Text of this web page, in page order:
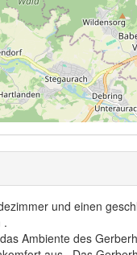
und einen
.
Ambiente des